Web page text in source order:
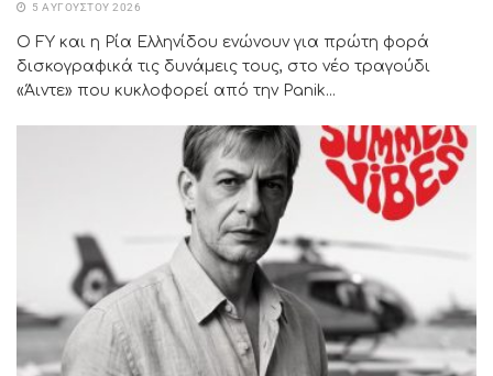
5 ΑΥΓΟΎΣΤΟΥ 2026
Ο FY και η Ρία Ελληνίδου ενώνουν για πρώτη φορά
δισκογραφικά τις δυνάμεις τους, στο νέο τραγούδι
«Άιντε» που κυκλοφορεί από την Panik...